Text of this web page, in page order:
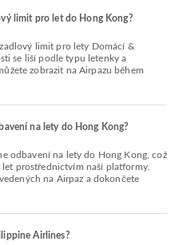
limit pro let do Hong Kong?
se liší podle typu letenky a
zobrazit na Airpazu během
na lety do Hong Kong?
prostřednictvím naší platformy.
na Airpaz a dokončete
Airlines?